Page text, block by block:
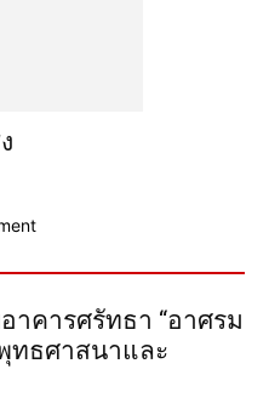
าคารศรัทธา “อาศรม
ทธศาสนาและ